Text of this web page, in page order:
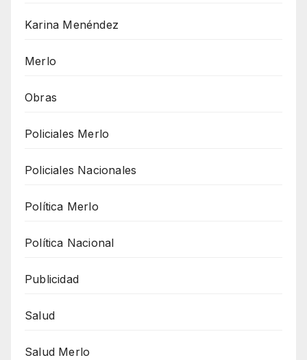
Karina Menéndez
Merlo
Obras
Policiales Merlo
Policiales Nacionales
Política Merlo
Política Nacional
Publicidad
Salud
Salud Merlo